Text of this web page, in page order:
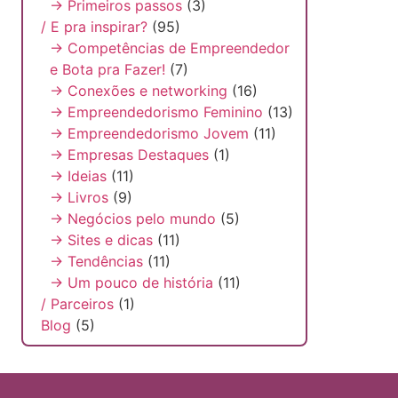
→ Primeiros passos (3)
/ E pra inspirar? (95)
→ Competências de Empreendedor
e Bota pra Fazer! (7)
→ Conexões e networking (16)
→ Empreendedorismo Feminino (13)
→ Empreendedorismo Jovem (11)
→ Empresas Destaques (1)
→ Ideias (11)
→ Livros (9)
→ Negócios pelo mundo (5)
→ Sites e dicas (11)
→ Tendências (11)
→ Um pouco de história (11)
/ Parceiros (1)
Blog (5)